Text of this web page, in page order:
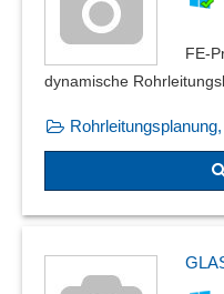
FE-
dynamische